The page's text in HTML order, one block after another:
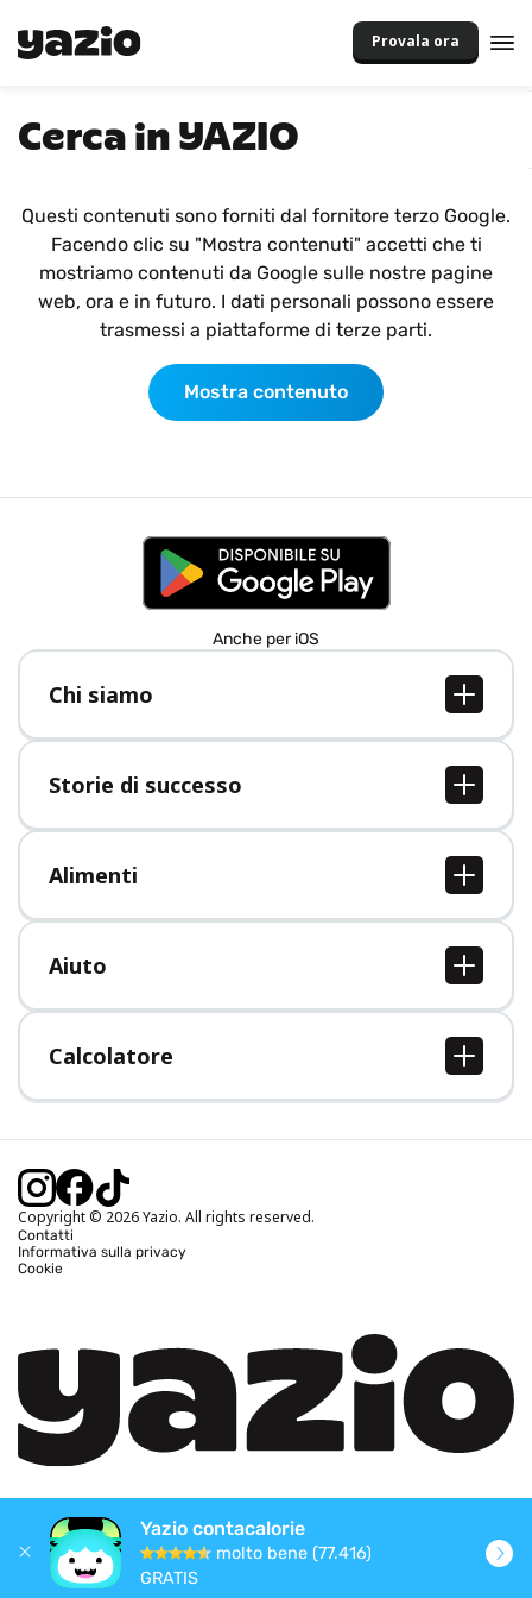
Provala ora
Cerca in YAZIO
Questi contenuti sono forniti dal fornitore terzo Google.
Facendo clic su "Mostra contenuti" accetti che ti
mostriamo contenuti da Google sulle nostre pagine
web, ora e in futuro. I dati personali possono essere
trasmessi a piattaforme di terze parti.
Mostra contenuto
Anche per iOS
Chi siamo
Chi siamo
Lavori
Stampa
Storie di successo
Tutte le storie di successo
Alimenti
Tutti i cibi
Aiuto
Centro assistenza
Calcolatore
Calcolo BMI (IMC)
Calcolo peso ideale
Calcolo calorie bruciate
Copyright © 2026 Yazio. All rights reserved.
Contatti
Informativa sulla privacy
Cookie
Yazio contacalorie
molto bene (77.416)
GRATIS